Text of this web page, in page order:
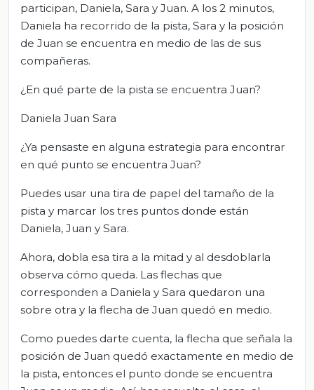
participan, Daniela, Sara y Juan. A los 2 minutos,
Daniela ha recorrido de la pista, Sara y la posición
de Juan se encuentra en medio de las de sus
compañeras.
¿En qué parte de la pista se encuentra Juan?
Daniela Juan Sara
¿Ya pensaste en alguna estrategia para encontrar
en qué punto se encuentra Juan?
Puedes usar una tira de papel del tamaño de la
pista y marcar los tres puntos donde están
Daniela, Juan y Sara.
Ahora, dobla esa tira a la mitad y al desdoblarla
observa cómo queda. Las flechas que
corresponden a Daniela y Sara quedaron una
sobre otra y la flecha de Juan quedó en medio.
Como puedes darte cuenta, la flecha que señala la
posición de Juan quedó exactamente en medio de
la pista, entonces el punto donde se encuentra